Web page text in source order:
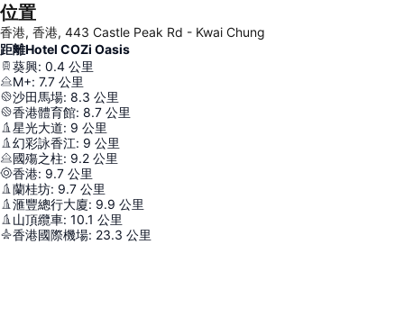
位置
香港, 香港, 443 Castle Peak Rd - Kwai Chung
距離Hotel COZi Oasis
葵興: 0.4 公里
M+: 7.7 公里
沙田馬場: 8.3 公里
香港體育館: 8.7 公里
星光大道: 9 公里
幻彩詠香江: 9 公里
國殤之柱: 9.2 公里
香港: 9.7 公里
蘭桂坊: 9.7 公里
滙豐總行大廈: 9.9 公里
山頂纜車: 10.1 公里
香港國際機場: 23.3 公里